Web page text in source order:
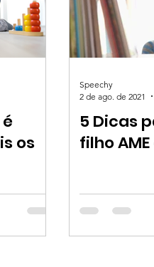
os
5 Dicas
filho
Speechy
2 de ago. de 2021